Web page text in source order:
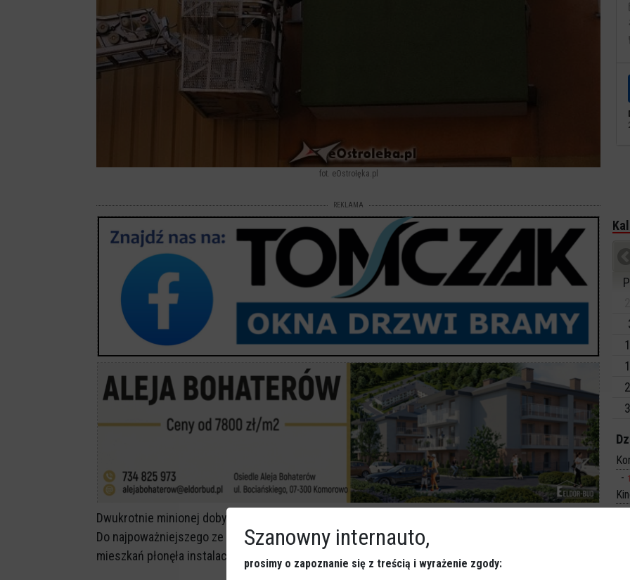
fot. eOstrołęka.pl
REKLAMA
Dwukrotnie minionej doby strażacy z Ostrołęki wyjeżdżali do pożarów na terenie miasta i powiatu.
Do najpoważniejszego ze zdarzeń doszło przy ulicy Psarskiego w Ostrołęce, gdzie w jednym z
mieszkań płonęła instalacja elektryczna.
Szanowny internauto,
prosimy o zapoznanie się z treścią i wyrażenie zgody: